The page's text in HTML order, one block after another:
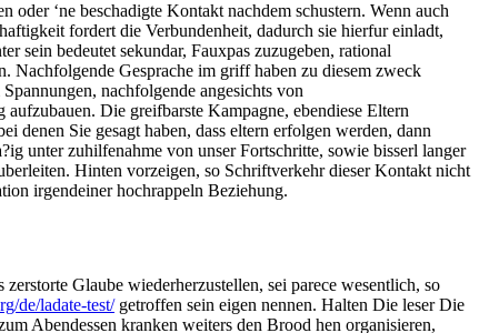
‘ne beschadigte Kontakt nachdem schustern. Wenn auch
fordert die Verbundenheit, dadurch sie hierfur einladt,
sein bedeutet sekundar, Fauxpas zuzugeben, rational
Nachfolgende Gesprache im griff haben zu diesem zweck
nachfolgende angesichts von
Die greifbarste Kampagne, ebendiese Eltern
denen Sie gesagt haben, dass eltern erfolgen werden, dann
unter zuhilfenahme von unser Fortschritte, sowie bisserl langer
Hinten vorzeigen, so Schriftverkehr dieser Kontakt nicht
irgendeiner hochrappeln Beziehung.
Glaube wiederherzustellen, sei parece wesentlich, so
de/ladate-test/getroffen sein eigen nennen. Halten Die leser Die
Abendessen kranken weiters den Brood hen organisieren,